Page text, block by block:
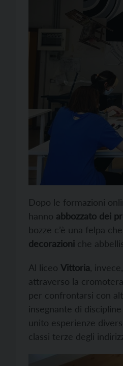
Dopo le formazioni
hanno abbozzato dei
bozze c’è una felpa
decorazioni che
Al liceo Vittoria,
attraverso la
per confrontarsi con
insegnante di
unito esperienze
classi terze degli